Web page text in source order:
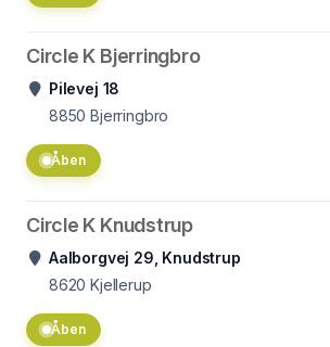
Circle K Bjerringbro
Pilevej 18
8850 Bjerringbro
Åben
Circle K Knudstrup
Aalborgvej 29, Knudstrup
8620 Kjellerup
Åben